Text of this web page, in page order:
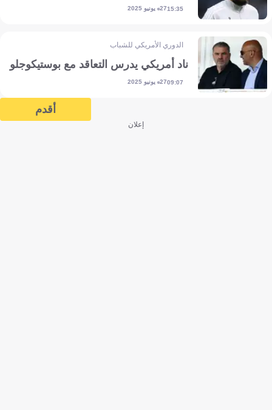
15:3527 يونيو 2025
الدوري الأمريكي للشباب
ناد أمريكي يدرس التعاقد مع بوستيكوجلو
09:0727 يونيو 2025
أقدم
إعلان